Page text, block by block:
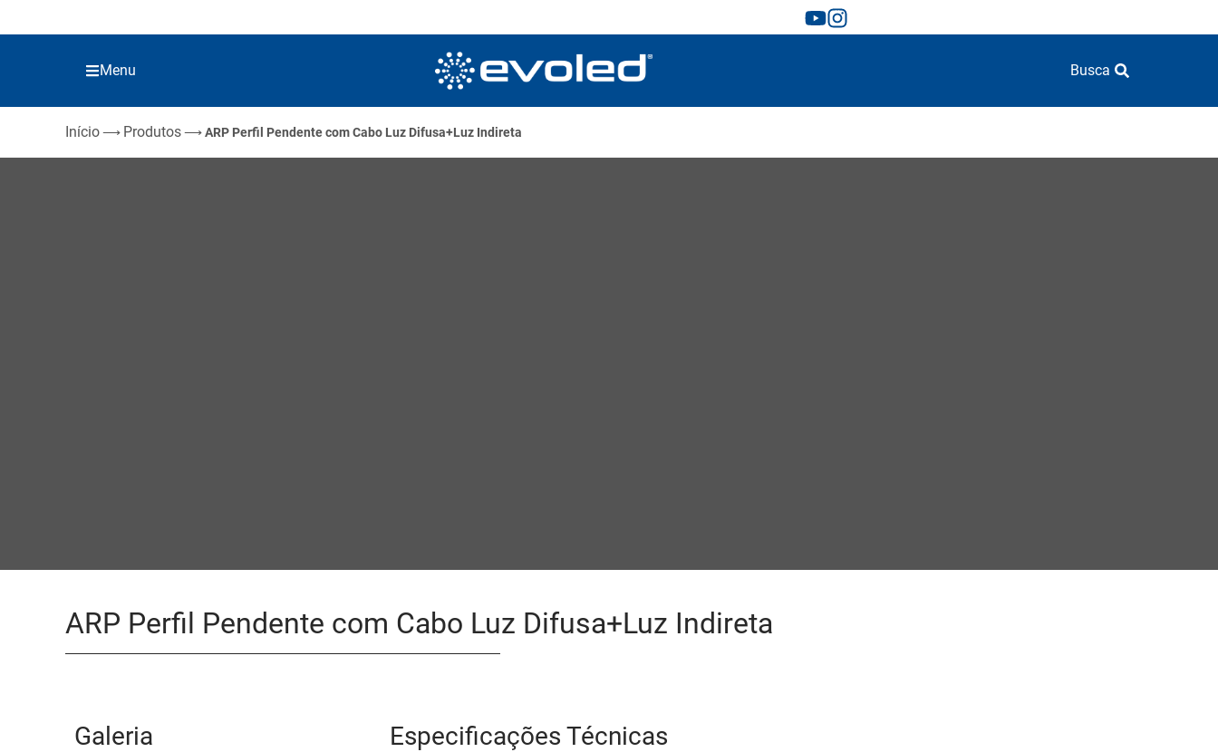
Menu Busca
Início⟶ Produtos⟶ARP Perfil Pendente com Cabo Luz Difusa+Luz Indireta
ARP Perfil Pendente com Cabo Luz Difusa+Luz Indireta
Galeria Especificações Técnicas